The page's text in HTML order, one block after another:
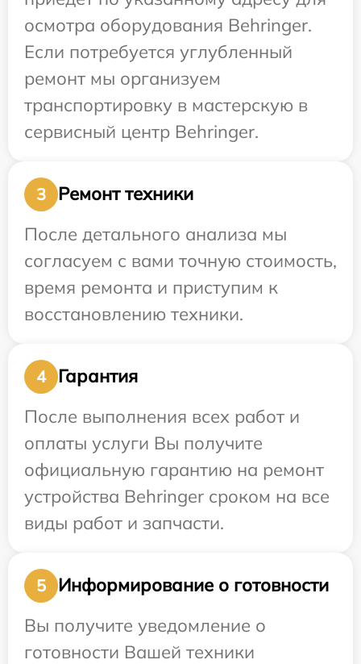
осмотра оборудования Behringer.
Если потребуется углубленный
ремонт мы организуем
транспортировку в мастерскую в
сервисный центр Behringer.
3
Ремонт техники
После детального анализа мы
согласуем с вами точную стоимость,
время ремонта и приступим к
восстановлению техники.
4
Гарантия
После выполнения всех работ и
оплаты услуги Вы получите
официальную гарантию на ремонт
устройства Behringer сроком на все
виды работ и запчасти.
5
Информирование о готовности
Вы получите уведомление о
готовности Вашей техники